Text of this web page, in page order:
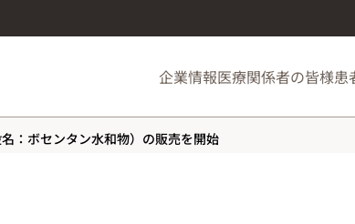
企業情報医療関係者の皆様患
：ボセンタン水和物）の販売を開始